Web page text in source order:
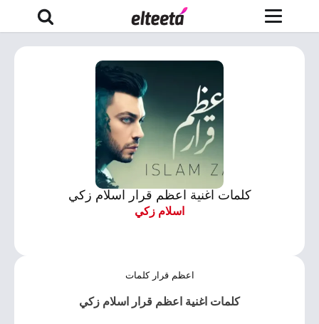
كلمات اغنية اعظم قرار اسلام زكي
اسلام زكي
اعظم قرار كلمات
كلمات اغنية اعظم قرار اسلام زكي